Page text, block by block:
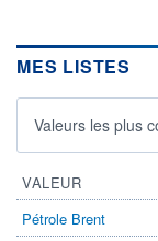
MES LISTES
Valeurs les plus
VALEUR
Pétrole Brent